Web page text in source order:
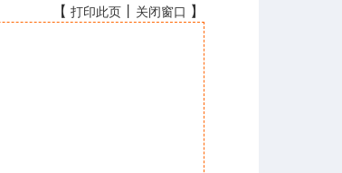
【 打印此页 关闭窗口 】